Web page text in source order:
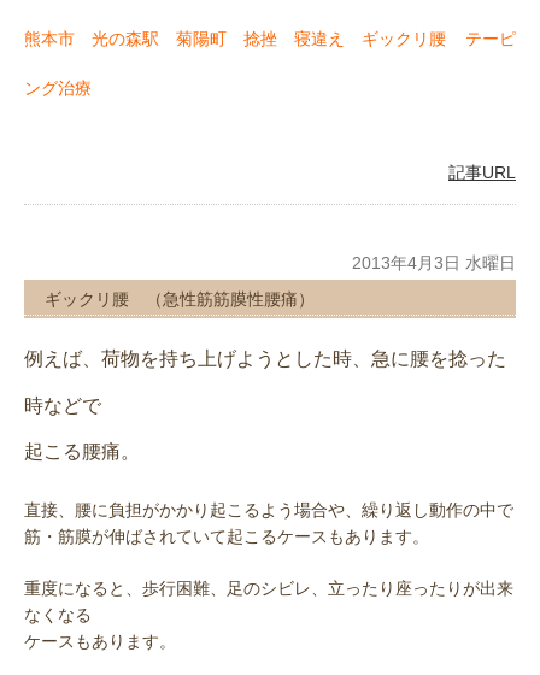
熊本市 光の森駅 菊陽町 捻挫 寝違え ギックリ腰 テーピ
ング治療
記事URL
2013年4月3日 水曜日
ギックリ腰 （急性筋筋膜性腰痛）
例えば、荷物を持ち上げようとした時、急に腰を捻った
時などで
起こる腰痛。
直接、腰に負担がかかり起こるよう場合や、繰り返し動作の中で
筋・筋膜が伸ばされていて起こるケースもあります。
重度になると、歩行困難、足のシビレ、立ったり座ったりが出来
なくなる
ケースもあります。